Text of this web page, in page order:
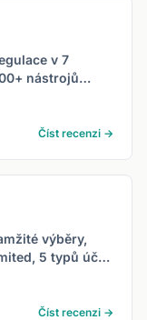
v 7
nástrojů
Číst recenzi →
výběry,
5 typů účtů
Číst recenzi →